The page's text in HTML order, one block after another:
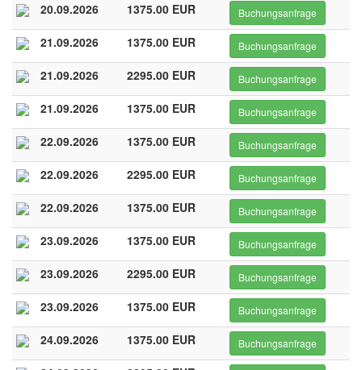
20.09.2026 1375.00 EUR Buchungsanfrage
21.09.2026 1375.00 EUR Buchungsanfrage
21.09.2026 2295.00 EUR Buchungsanfrage
21.09.2026 1375.00 EUR Buchungsanfrage
22.09.2026 1375.00 EUR Buchungsanfrage
22.09.2026 2295.00 EUR Buchungsanfrage
22.09.2026 1375.00 EUR Buchungsanfrage
23.09.2026 1375.00 EUR Buchungsanfrage
23.09.2026 2295.00 EUR Buchungsanfrage
23.09.2026 1375.00 EUR Buchungsanfrage
24.09.2026 1375.00 EUR Buchungsanfrage